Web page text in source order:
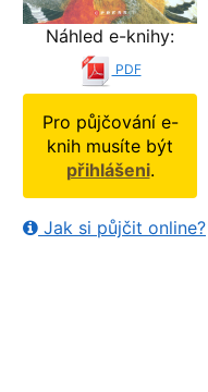
Náhled e-knihy:
PDF
Pro půjčování e-
knih musíte být
přihlášeni.
Jak si půjčit online?